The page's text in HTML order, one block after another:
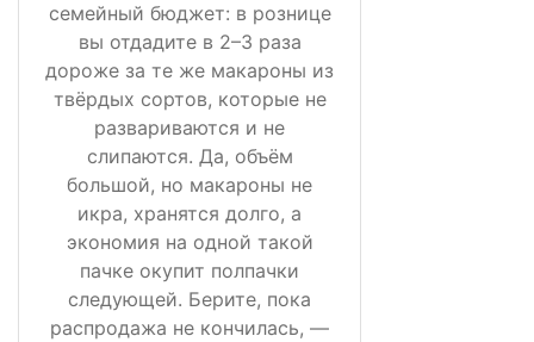
семейный бюджет: в рознице
вы отдадите в 2–3 раза
дороже за те же макароны из
твёрдых сортов, которые не
развариваются и не
слипаются. Да, объём
большой, но макароны не
икра, хранятся долго, а
экономия на одной такой
пачке окупит полпачки
следующей. Берите, пока
распродажа не кончилась, —